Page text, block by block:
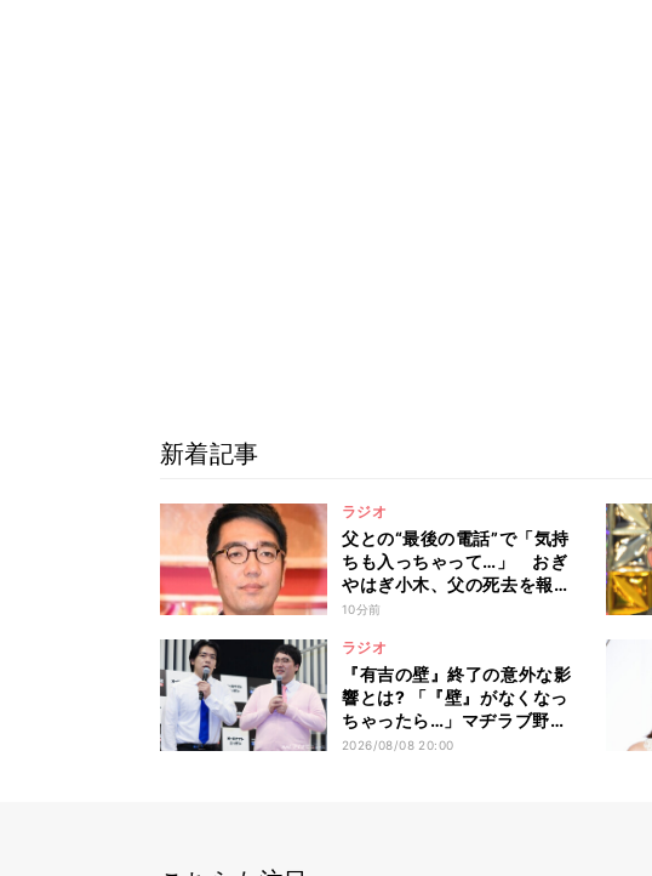
新着記事
ラジオ
父との“最後の電話”で「気持
ちも入っちゃって…」 おぎ
やはぎ小木、父の死去を報告
「兄貴が『自分の声で、親父
10分前
ラジオ
『有吉の壁』終了の意外な影
響とは? 「『壁』がなくなっ
ちゃったら…」マヂラブ野田
&村上が密かに抱く不安
2026/08/08 20:00